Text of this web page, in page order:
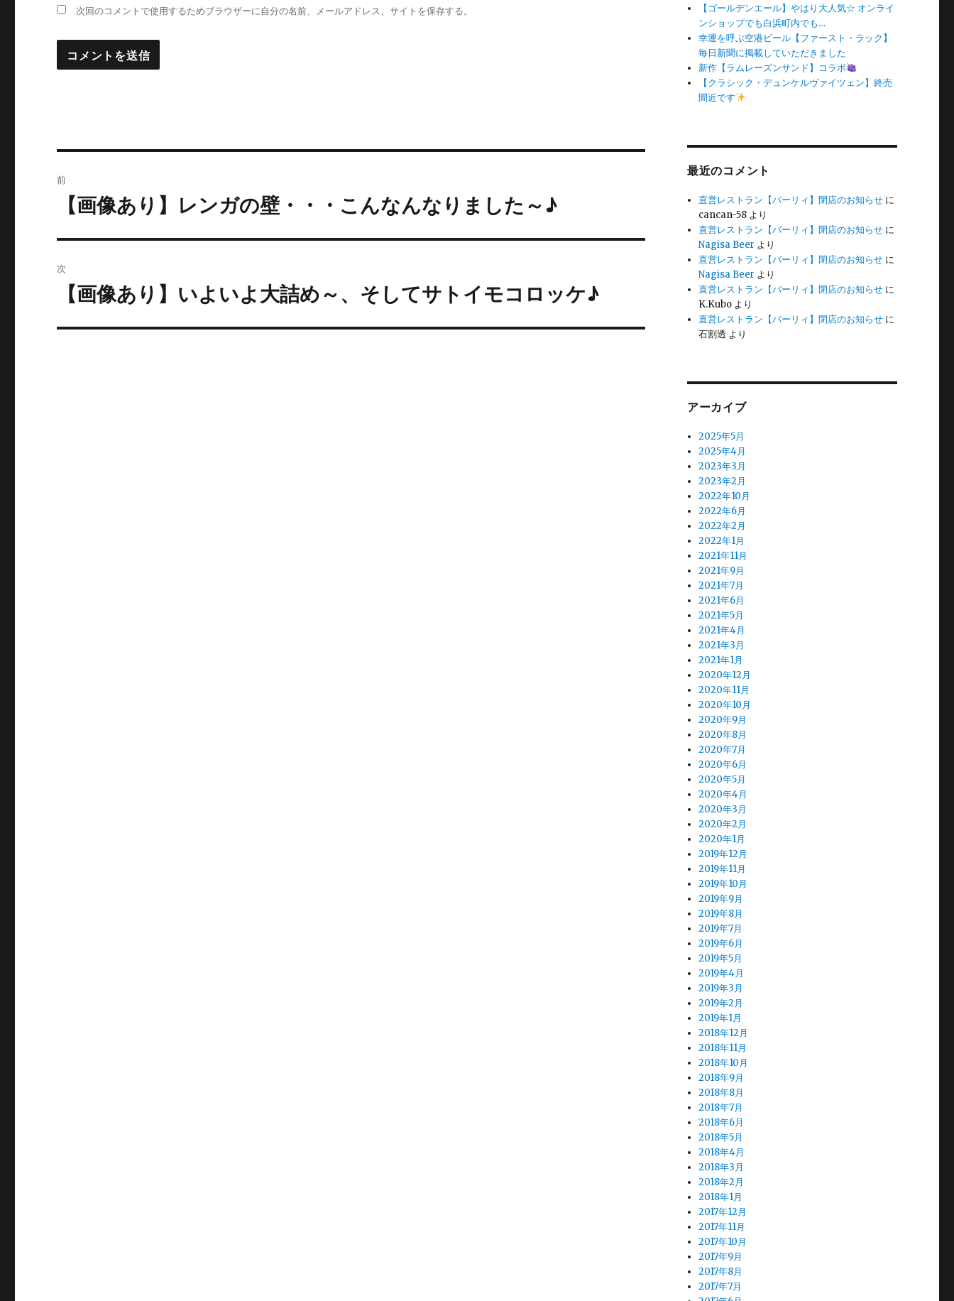
次回のコメントで使用するためブラウザーに自分の名前、メールアドレス、サイトを保存する。
稿
ゲ
前
の
投
稿:
【画像あり】レンガの壁・・・こんなんなりました～♪
次
投
【画像あり】いよいよ大詰め～、そしてサトイモコロッケ♪
【ゴールデンエール】やはり大人気☆ オンライ
ンショップでも白浜町内でも…
幸運を呼ぶ空港ビール【ファースト・ラック】
毎日新聞に掲載していただきました
新作【ラムレーズンサンド】コラボ
【クラシック・デュンケルヴァイツェン】終売
間近です
最近のコメント
直営レストラン【バーリィ】閉店のお知らせ に
cancan-58 より
直営レストラン【バーリィ】閉店のお知らせ に
Nagisa Beer より
直営レストラン【バーリィ】閉店のお知らせ に
Nagisa Beer より
直営レストラン【バーリィ】閉店のお知らせ に
K.Kubo より
直営レストラン【バーリィ】閉店のお知らせ に
石割透 より
アーカイブ
2025年5月
2025年4月
2023年3月
2023年2月
2022年10月
2022年6月
2022年2月
2022年1月
2021年11月
2021年9月
2021年7月
2021年6月
2021年5月
2021年4月
2021年3月
2021年1月
2020年12月
2020年11月
2020年10月
2020年9月
2020年8月
2020年7月
2020年6月
2020年5月
2020年4月
2020年3月
2020年2月
2020年1月
2019年12月
2019年11月
2019年10月
2019年9月
2019年8月
2019年7月
2019年6月
2019年5月
2019年4月
2019年3月
2019年2月
2019年1月
2018年12月
2018年11月
2018年10月
2018年9月
2018年8月
2018年7月
2018年6月
2018年5月
2018年4月
2018年3月
2018年2月
2018年1月
2017年12月
2017年11月
2017年10月
2017年9月
2017年8月
2017年7月